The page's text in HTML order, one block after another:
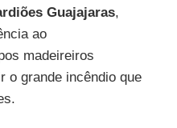
Guajajaras,
ao
madeireiros
o grande incêndio que